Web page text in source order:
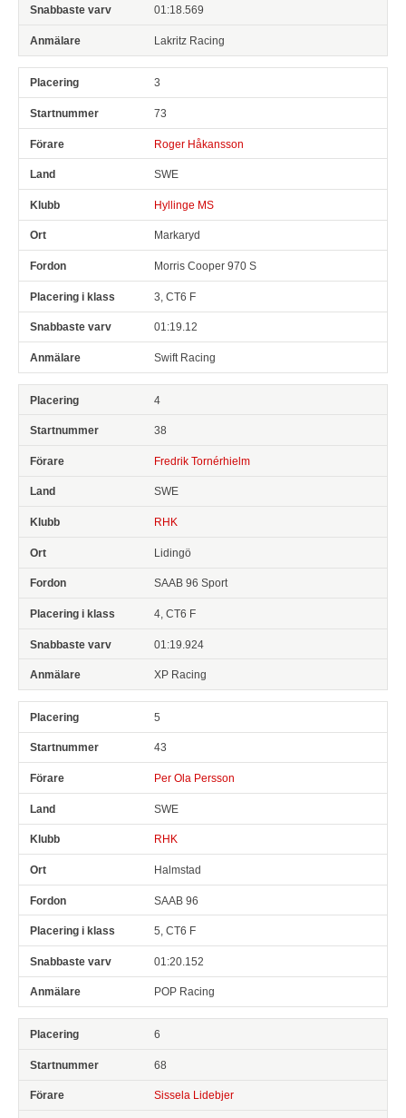
01:18.569
Lakritz Racing
3
73
Roger Håkansson
SWE
Hyllinge MS
Markaryd
Morris Cooper 970 S
3, CT6 F
01:19.12
Swift Racing
4
38
Fredrik Tornérhielm
SWE
RHK
Lidingö
SAAB 96 Sport
4, CT6 F
01:19.924
XP Racing
5
43
Per Ola Persson
SWE
RHK
Halmstad
SAAB 96
5, CT6 F
01:20.152
POP Racing
6
68
Sissela Lidebjer